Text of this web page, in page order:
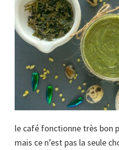
le café fonctionne très bon
mais ce n’est pas la seule